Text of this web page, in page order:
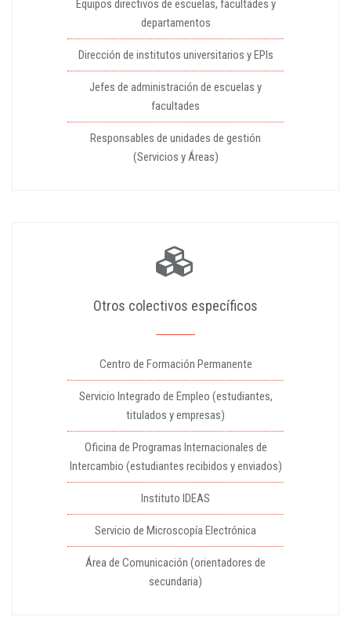
Equipos directivos de escuelas, facultades y
departamentos
Dirección de institutos universitarios y EPIs
Jefes de administración de escuelas y
facultades
Responsables de unidades de gestión
(Servicios y Áreas)
Otros colectivos específicos
Centro de Formación Permanente
Servicio Integrado de Empleo (estudiantes,
titulados y empresas)
Oficina de Programas Internacionales de
Intercambio (estudiantes recibidos y enviados)
Instituto IDEAS
Servicio de Microscopía Electrónica
Área de Comunicación (orientadores de
secundaria)